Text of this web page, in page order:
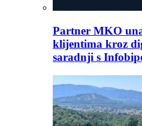
Partner MKO
klijentima kroz
saradnji s